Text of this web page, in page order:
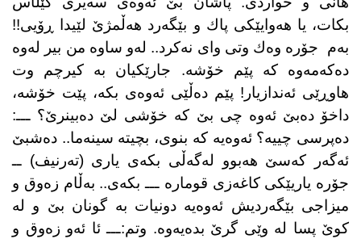
بكات، یا هەوایێكی پاك و بێگەرد هەڵمژێ لێیدا ڕۆیی!!
بەم
جۆرە وەك وتی وای نەكرد.. لەو ساوە من بیر لەوە
دەكەمەوە كە پێم خۆشە. جارێكیان بە كیرچم وت
هاوڕێی ئەندازیار! پێم دەڵێی ئەوەی بكە، پێت خۆشە،
داخۆ دەبێ ئەوە چی بێ كە خۆشی لێ دەبینرێ؟ ـــ:
دەپرسی چییە؟ ئەوەیە كە بنوی، بچیتە سینەما.. دەشبێ
ئەگەر كەسێ هەبوو لەگەڵی بكەی یاری (تەرنیف) ــ
جۆرە یاریێكی كاغەزی قومارە ـــ بكەی.. بەڵام زەوق و
میزاجی بێگەردیش ئەوەیە دونیات بە گونان بێ و لە
كوێ پسا لە وێی گرێ بدەیەوە. وتم:ـــ ئا ئەو زەوق و